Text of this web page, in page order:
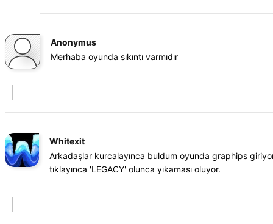
Anonymus
Merhaba oyunda sıkıntı varmıdır
Whitexit
Arkadaşlar kurcalayınca buldum oyunda graphips
tıklayınca 'LEGACY' olunca yıkaması oluyor.